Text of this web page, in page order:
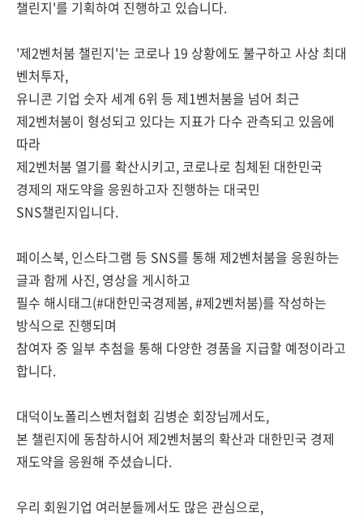
챌린지'를 기획하여 진행하고 있습니다.
'제2벤처붐 챌린지'는 코로나 19 상황에도 불구하고 사상 최대
벤처투자,
유니콘 기업 숫자 세계 6위 등 제1벤처붐을 넘어 최근
제2벤처붐이 형성되고 있다는 지표가 다수 관측되고 있음에
따라
제2벤처붐 열기를 확산시키고, 코로나로 침체된 대한민국
경제의 재도약을 응원하고자 진행하는 대국민
SNS챌린지입니다.
페이스북, 인스타그램 등 SNS를 통해 제2벤처붐을 응원하는
글과 함께 사진, 영상을 게시하고
필수 해시태그(#대한민국경제봄, #제2벤처붐)를 작성하는
방식으로 진행되며
참여자 중 일부 추첨을 통해 다양한 경품을 지급할 예정이라고
합니다.
대덕이노폴리스벤처협회 김병순 회장님께서도,
본 챌린지에 동참하시어 제2벤처붐의 확산과 대한민국 경제
재도약을 응원해 주셨습니다.
우리 회원기업 여러분들께서도 많은 관심으로,